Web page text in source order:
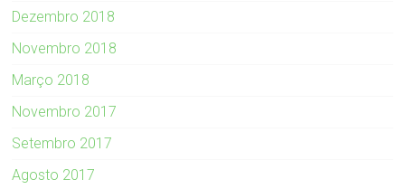
Dezembro 2018
Novembro 2018
Março 2018
Novembro 2017
Setembro 2017
Agosto 2017